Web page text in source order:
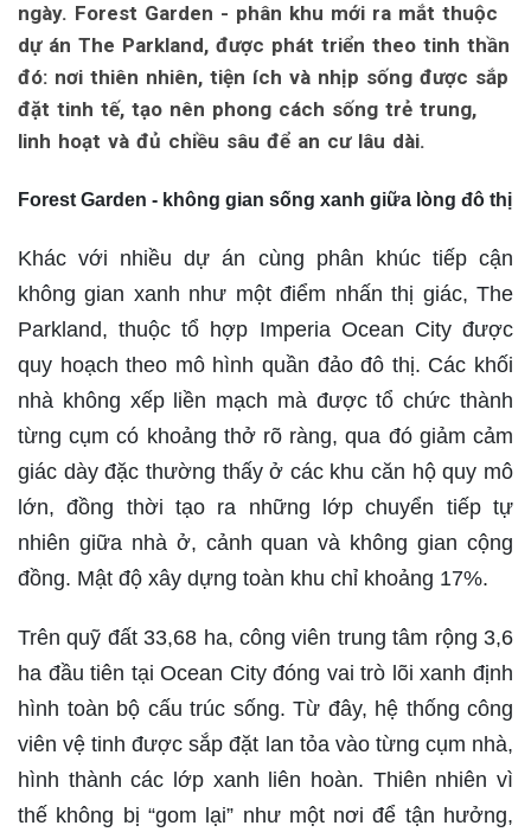
ngày. Forest Garden - phân khu mới ra mắt thuộc
dự án The Parkland, được phát triển theo tinh thần
đó: nơi thiên nhiên, tiện ích và nhịp sống được sắp
đặt tinh tế, tạo nên phong cách sống trẻ trung,
linh hoạt và đủ chiều sâu để an cư lâu dài.
Forest Garden - không gian sống xanh giữa lòng đô thị
Khác với nhiều dự án cùng phân khúc tiếp cận
không gian xanh như một điểm nhấn thị giác, The
Parkland, thuộc tổ hợp Imperia Ocean City được
quy hoạch theo mô hình quần đảo đô thị. Các khối
nhà không xếp liền mạch mà được tổ chức thành
từng cụm có khoảng thở rõ ràng, qua đó giảm cảm
giác dày đặc thường thấy ở các khu căn hộ quy mô
lớn, đồng thời tạo ra những lớp chuyển tiếp tự
nhiên giữa nhà ở, cảnh quan và không gian cộng
đồng. Mật độ xây dựng toàn khu chỉ khoảng 17%.
Trên quỹ đất 33,68 ha, công viên trung tâm rộng 3,6
ha đầu tiên tại Ocean City đóng vai trò lõi xanh định
hình toàn bộ cấu trúc sống. Từ đây, hệ thống công
viên vệ tinh được sắp đặt lan tỏa vào từng cụm nhà,
hình thành các lớp xanh liên hoàn. Thiên nhiên vì
thế không bị “gom lại” như một nơi để tận hưởng,